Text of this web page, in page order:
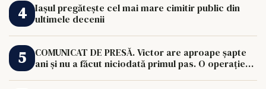
Iașul pregătește cel mai mare cimitir public din
ultimele decenii
COMUNICAT DE PRESĂ. Victor are aproape șapte
ani și nu a făcut niciodată primul pas. O operație